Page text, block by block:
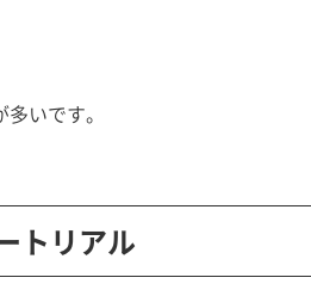
いです。
トリアル